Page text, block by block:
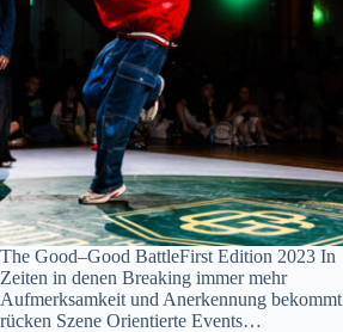
The Good–Good BattleFirst Edition 2023 In
Zeiten in denen Breaking immer mehr
Aufmerksamkeit und Anerkennung bekommt
rücken Szene Orientierte Events…